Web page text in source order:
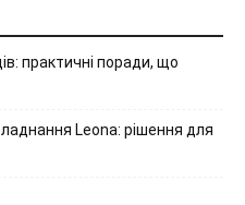
практичні поради, що
Leona: рішення для